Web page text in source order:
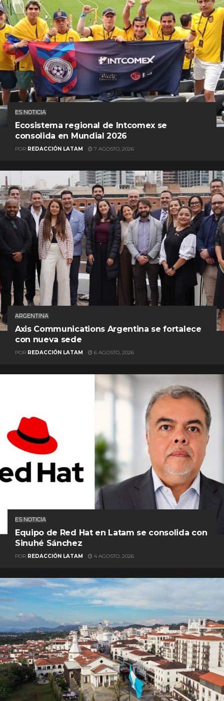
ES NOTICIA
Ecosistema regional de Intcomex se
consolida en Mundial 2026
POR REDACCIÓN LATAM 7 AGOSTO, 2026
ARGENTINA
Axis Communications Argentina se fortalece
con nueva sede
POR REDACCIÓN LATAM 6 AGOSTO, 2026
ES NOTICIA
Equipo de Red Hat en Latam se consolida con
Sinuhé Sánchez
POR REDACCIÓN LATAM 4 AGOSTO, 2026